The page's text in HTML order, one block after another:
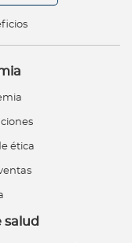
ética
salud